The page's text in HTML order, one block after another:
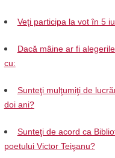
Veţi participa la vot în 5
Dacă mâine ar fi
cu:
Sunteţi mulţumiţi de
doi ani?
Sunteţi de acord ca
poetului Victor Teişanu?